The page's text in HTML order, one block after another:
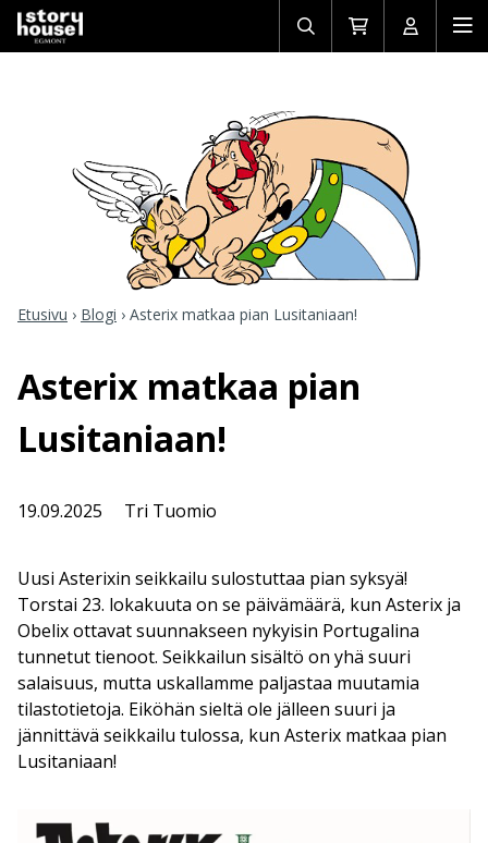
Avaa/sulje
haku
Siirry
ostoskoriin
Avaa/
Etusivu › Blogi › Asterix matkaa pian Lusitaniaan!
Asterix matkaa pian
Lusitaniaan!
19.09.2025 Tri Tuomio
Uusi Asterixin seikkailu sulostuttaa pian syksyä!
Torstai 23. lokakuuta on se päivämäärä, kun Asterix ja
Obelix ottavat suunnakseen nykyisin Portugalina
tunnetut tienoot. Seikkailun sisältö on yhä suuri
salaisuus, mutta uskallamme paljastaa muutamia
tilastotietoja. Eiköhän sieltä ole jälleen suuri ja
jännittävä seikkailu tulossa, kun Asterix matkaa pian
Lusitaniaan!